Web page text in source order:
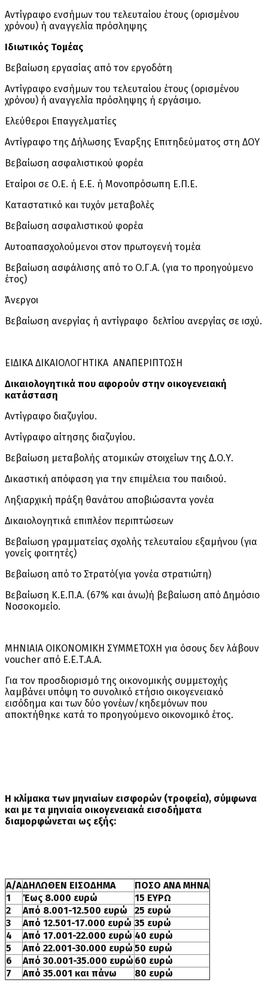
Αντίγραφο ενσήμων του τελευταίου έτους (ορισμένου
χρόνου) ή αναγγελία πρόσληψης
Ιδιωτικός Τομέας
Βεβαίωση εργασίας από τον εργοδότη
Αντίγραφο ενσήμων του τελευταίου έτους (ορισμένου
χρόνου) ή αναγγελία πρόσληψης ή εργάσιμο.
Ελεύθεροι Επαγγελματίες
Αντίγραφο της Δήλωσης Έναρξης Επιτηδεύματος στη ΔΟΥ
Βεβαίωση ασφαλιστικού φορέα
Εταίροι σε Ο.Ε. ή Ε.Ε. ή Μονοπρόσωπη Ε.Π.Ε.
Καταστατικό και τυχόν μεταβολές
Βεβαίωση ασφαλιστικού φορέα
Αυτοαπασχολούμενοι στον πρωτογενή τομέα
Βεβαίωση ασφάλισης από το Ο.Γ.Α. (για το προηγούμενο
έτος)
Άνεργοι
Βεβαίωση ανεργίας ή αντίγραφο δελτίου ανεργίας σε ισχύ.
ΕΙΔΙΚΑ ΔΙΚΑΙΟΛΟΓΗΤΙΚΑ ΑΝΑΠΕΡΙΠΤΩΣΗ
Δικαιολογητικά που αφορούν στην οικογενειακή
κατάσταση
Αντίγραφο διαζυγίου.
Αντίγραφο αίτησης διαζυγίου.
Βεβαίωση μεταβολής ατομικών στοιχείων της Δ.Ο.Υ.
Δικαστική απόφαση για την επιμέλεια του παιδιού.
Ληξιαρχική πράξη θανάτου αποβιώσαντα γονέα
Δικαιολογητικά επιπλέον περιπτώσεων
Βεβαίωση γραμματείας σχολής τελευταίου εξαμήνου (για
γονείς φοιτητές)
Βεβαίωση από το Στρατό(για γονέα στρατιώτη)
Βεβαίωση Κ.Ε.Π.Α. (67% και άνω)ή βεβαίωση από Δημόσιο
Νοσοκομείο.
ΜΗΝΙΑΙΑ ΟΙΚΟΝΟΜΙΚΗ ΣΥΜΜΕΤΟΧΗ για όσους δεν λάβουν
voucher από Ε.Ε.Τ.Α.Α.
Για τον προσδιορισμό της οικονομικής συμμετοχής
λαμβάνει υπόψη το συνολικό ετήσιο οικογενειακό
εισόδημα και των δύο γονέων/κηδεμόνων που
αποκτήθηκε κατά το προηγούμενο οικονομικό έτος.
Η κλίμακα των μηνιαίων εισφορών (τροφεία), σύμφωνα
και με τα μηνιαία οικογενειακά εισοδήματα
διαμορφώνεται ως εξής:
Α/ΑΔΗΛΩΘΕΝ ΕΙΣΟΔΗΜΑ
ΠΟΣΟ ΑΝΑ ΜΗΝΑ
1
Έως 8.000 ευρώ
15 ΕΥΡΩ
2
Από 8.001-12.500 ευρώ
25 ευρώ
3
Από 12.501-17.000 ευρώ 35 ευρώ
4
Από 17.001-22.000 ευρώ 40 ευρώ
5
Από 22.001-30.000 ευρώ 50 ευρώ
6
Από 30.001-35.000 ευρώ 60 ευρώ
7
Από 35.001 και πάνω 80 ευρώ